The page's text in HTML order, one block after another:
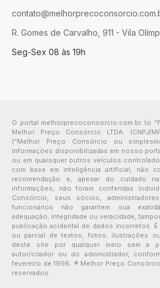
R. Gomes de Carvalho, 911 - Vila
Seg-Sex 08 às 19h
O portal melhorprecoconsorcio.com.br (o
Melhor Preço Consórcio LTDA. (CNPJ/
("Melhor Preço Consórcio ou
informações disponibilizadas em nosso
ou em quaisquer outros veículos
com base em inteligência artificial, não
recomendação e, apesar do cuidado
informações, não foram conferidas
Consórcio, seus sócios,
funcionários não garantem sua
adequação, integridade ou veracidade,
publicação acidental de dados incorretos.
ou parcial de textos, fotos, ilustrações
deste site por qualquer meio sem a
autor/criador ou do administrador,
fevereiro de 1998. ® Melhor Preço
reservados.